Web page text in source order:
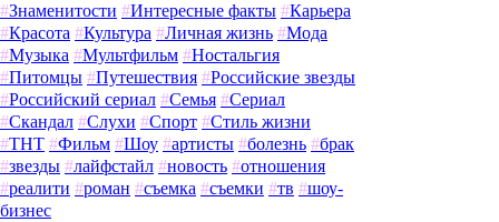
#Знаменитости #Интересные факты #Карьера
#Красота #Культура #Личная жизнь #Мода
#Музыка #Мультфильм #Ностальгия
#Питомцы #Путешествия #Российские звезды
#Российский сериал #Семья #Сериал
#Скандал #Слухи #Спорт #Стиль жизни
#ТНТ #Фильм #Шоу #артисты #болезнь #брак
#звезды #лайфстайл #новость #отношения
#реалити #роман #съемка #съемки #тв #шоу-
бизнес